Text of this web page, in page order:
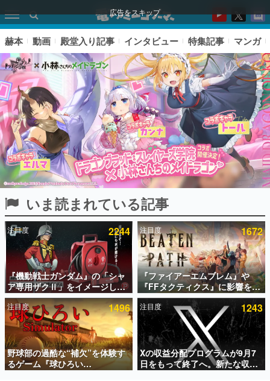
広告をスキップ
ピックアップ
電ファミのいま読まれている記事ランキング
アプリセール情報
インタビュー
連載・特集一覧
殿堂入り記事
SNS拡散数が数千以上！ ページビュー数万以上！ などな
ど。多くの人々に読まれた、電ファミ渾身の“殿堂入り”記
事をまとめました。
赫本 動画 殿堂入り記事 インタビュー 特集記事 マンガ
いま読まれている記事
注目度 2244
『機動戦士ガンダム』の「シャ
ア専用ザクⅡ」をイメージした
散水ホースリールが予約開始。
本体にはシャアのパーソナルマ
ークやジオン公国軍のエンブレ
ム、型式番号などを配置
注目度 1672
『ファイアーエムブレム』や
『FFタクティクス』に影響を受
けた新作戦略RPG『Beaten
Path』2027年に発売へ。
PC（Steam）、PS5、Xbox、
Switch向けにリリース予定
注目度 1496
野球部の過酷な“補欠”を体験す
るゲーム『球ひろい
Simulator』が「1件」のウィッ
注目度 1243
Xの収益分配プログラムが9月7
日をもって終了へ。新たな収益
化制度「Original Content